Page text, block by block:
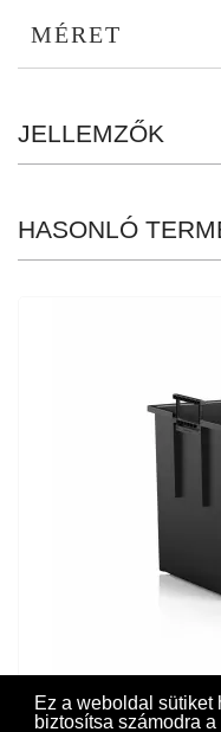
Ez a weboldal sütiket
biztosítsa számodra
MÉRET
JELLEMZŐK
HASONLÓ